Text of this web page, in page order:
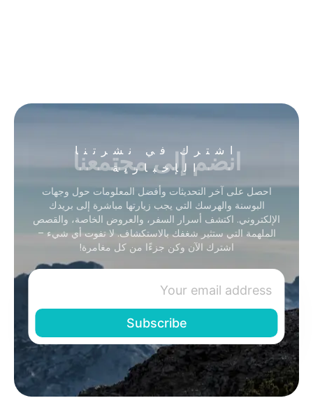
اشترك في نشرتنا
الإخبارية
انضم إلى مجتمعنا
احصل على آخر التحديثات وأفضل المعلومات حول وجهات
البوسنة والهرسك التي يجب زيارتها مباشرة إلى بريدك
الإلكتروني. اكتشف أسرار السفر، والعروض الخاصة، والقصص
الملهمة التي ستثير شغفك بالاستكشاف. لا تفوت أي شيء –
اشترك الآن وكن جزءًا من كل مغامرة!